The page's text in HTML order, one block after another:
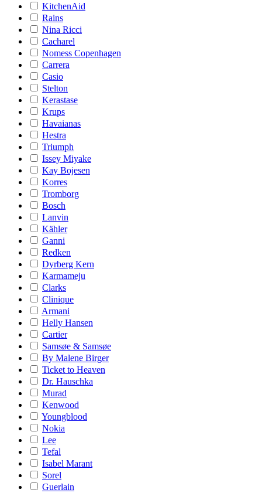
KitchenAid
Rains
Nina Ricci
Cacharel
Nomess Copenhagen
Carrera
Casio
Stelton
Kerastase
Krups
Havaianas
Hestra
Triumph
Issey Miyake
Kay Bojesen
Korres
Tromborg
Bosch
Lanvin
Kähler
Ganni
Redken
Dyrberg Kern
Karmameju
Clarks
Clinique
Armani
Helly Hansen
Cartier
Samsøe & Samsøe
By Malene Birger
Ticket to Heaven
Dr. Hauschka
Murad
Kenwood
Youngblood
Nokia
Lee
Tefal
Isabel Marant
Sorel
Guerlain